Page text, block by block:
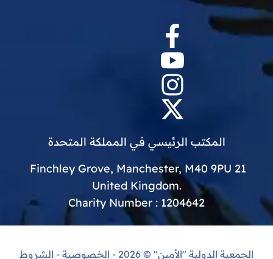
المكتب الرئيسي في المملكة المتحدة
21 Finchley Grove, Manchester, M40 9PU
.United Kingdom
Charity Number : 1204642
الجمعية الدولية "الأمين" © 2026 - الخصوصية - الشروط